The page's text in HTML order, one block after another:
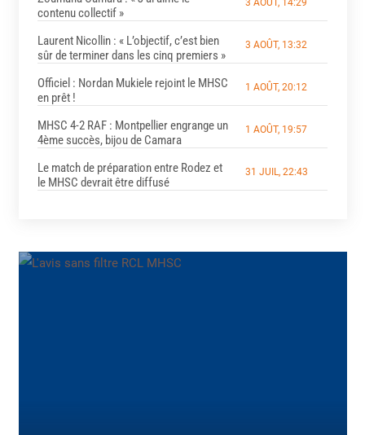
contenu collectif »
Laurent Nicollin : « L’objectif, c’est bien
sûr de terminer dans les cinq premiers »
3 AOÛT, 13:32
Officiel : Nordan Mukiele rejoint le MHSC
en prêt !
1 AOÛT, 20:12
MHSC 4-2 RAF : Montpellier engrange un
4ème succès, bijou de Camara
1 AOÛT, 19:57
Le match de préparation entre Rodez et
le MHSC devrait être diffusé
31 JUIL, 22:43